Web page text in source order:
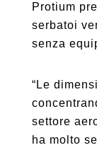
Protium
serbatoi
senza
“Le
settore
ha molto